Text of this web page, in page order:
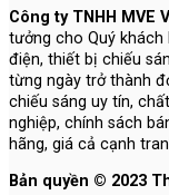
Công ty TNHH MVE
tưởng cho Quý
điện, thiết bị chiếu
từng ngày trở thành
chiếu sáng uy tín,
nghiệp, chính sách
hãng, giá cả cạnh
Bản quyền © 2023